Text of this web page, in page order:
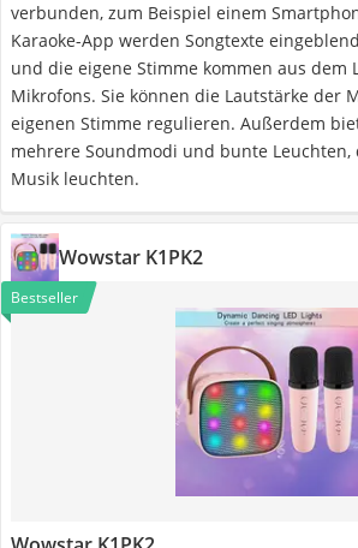
verbunden, zum Beispiel einem
Karaoke-App werden Songtexte
und die eigene Stimme kommen aus dem
Mikrofons. Sie können die Lautstärke der
eigenen Stimme regulieren. Außerdem
mehrere Soundmodi und bunte
Musik leuchten.
Wowstar K1PK2
Bestseller